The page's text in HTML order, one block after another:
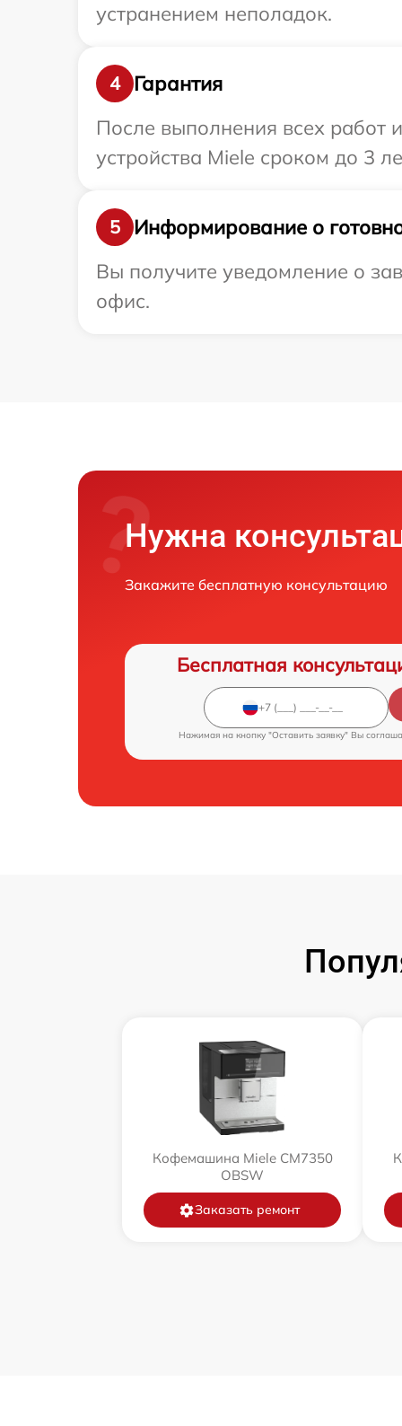
устранением неполадок.
4
Гарантия
После выполнения всех работ
устройства Miele сроком до 3
5
Информирование о
Вы получите уведомление о
офис.
Нужна
Закажите бесплатную консультацию
Бесплатная
Нажимая на кнопку "Оставить заявку" Вы
Кофемашина Miele CM7350
OBSW
Заказать ремонт